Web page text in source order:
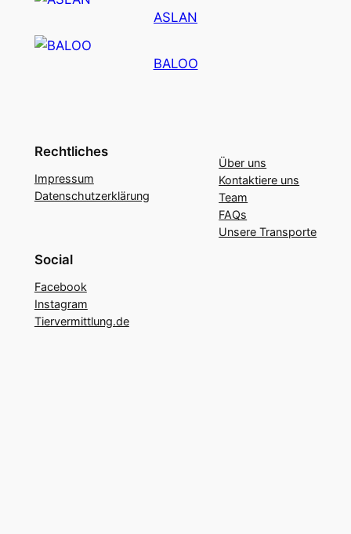
ASLAN
BALOO
Rechtliches
Impressum
Datenschutzerklärung
Über uns
Kontaktiere uns
Team
FAQs
Unsere Transporte
Social
Facebook
Instagram
Tiervermittlung.de